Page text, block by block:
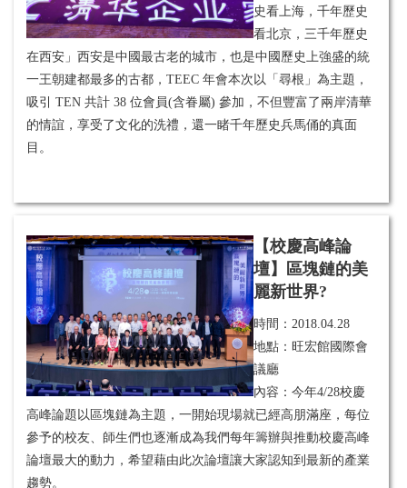
史看上海，千年歷史
看北京，三千年歷史
在西安」西安是中國最古老的城市，也是中國歷史上強盛的統
一王朝建都最多的古都，TEEC 年會本次以「尋根」為主題，
吸引 TEN 共計 38 位會員(含眷屬) 參加，不但豐富了兩岸清華
的情誼，享受了文化的洗禮，還一睹千年歷史兵馬俑的真面
目。
【校慶高峰論
壇】區塊鏈的美
麗新世界?
時間： 2018.04.28
地點：旺宏館國際會
議廳
內容：今年4/28校慶
高峰論題以區塊鏈為主題，一開始現場就已經高朋滿座，每位
參予的校友、師生們也逐漸成為我們每年籌辦與推動校慶高峰
論壇最大的動力，希望藉由此次論壇讓大家認知到最新的產業
趨勢。